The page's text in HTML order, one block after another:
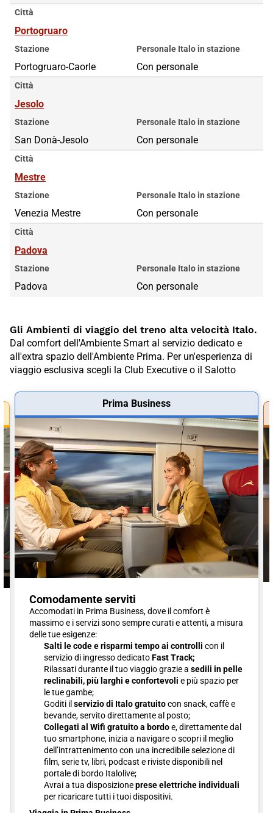
Città
Portogruaro
Stazione
Portogruaro-Caorle
Personale Italo in stazione
Con personale
Città
Jesolo
Stazione
San Donà-Jesolo
Personale Italo in stazione
Con personale
Città
Mestre
Stazione
Venezia Mestre
Personale Italo in stazione
Con personale
Città
Padova
Stazione
Padova
Personale Italo in stazione
Con personale
Gli Ambienti di viaggio del treno alta velocità Italo.
Dal comfort dell'Ambiente Smart al servizio dedicato e
all'extra spazio dell'Ambiente Prima. Per un'esperienza di
viaggio esclusiva scegli la Club Executive o il Salotto
Prima Business
Comodamente serviti
Accomodati in Prima Business, dove il comfort è
massimo e i servizi sono sempre curati e attenti, a misura
delle tue esigenze:
Salti le code e risparmi tempo ai controlli con il
servizio di ingresso dedicatoFast Track;
Rilassati durante il tuo viaggio grazie a sedili in pelle
reclinabili, più larghi e confortevoli e più spazio per
le tue gambe;
Goditi il servizio di Italo gratuitocon snack, caffè e
bevande, servito direttamente al posto;
Collegati al Wifi gratuito a bordoe, direttamente dal
tuo smartphone, inizia a navigare o scopri il meglio
dell’intrattenimento con una incredibile selezione di
film, serie tv, libri, podcast e riviste disponibili nel
portale di bordo Italolive;
Avrai a tua disposizioneprese elettriche individuali
per ricaricare tutti i tuoi dispositivi.